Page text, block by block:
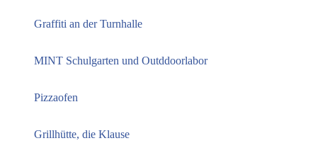
Graffiti an der Turnhalle
MINT Schulgarten und Outddoorlabor
Pizzaofen
Grillhütte, die Klause